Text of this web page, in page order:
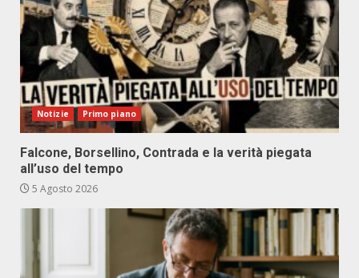
Notizie Primo piano
Falcone, Borsellino, Contrada e la verità piegata
all’uso del tempo
5 Agosto 2026